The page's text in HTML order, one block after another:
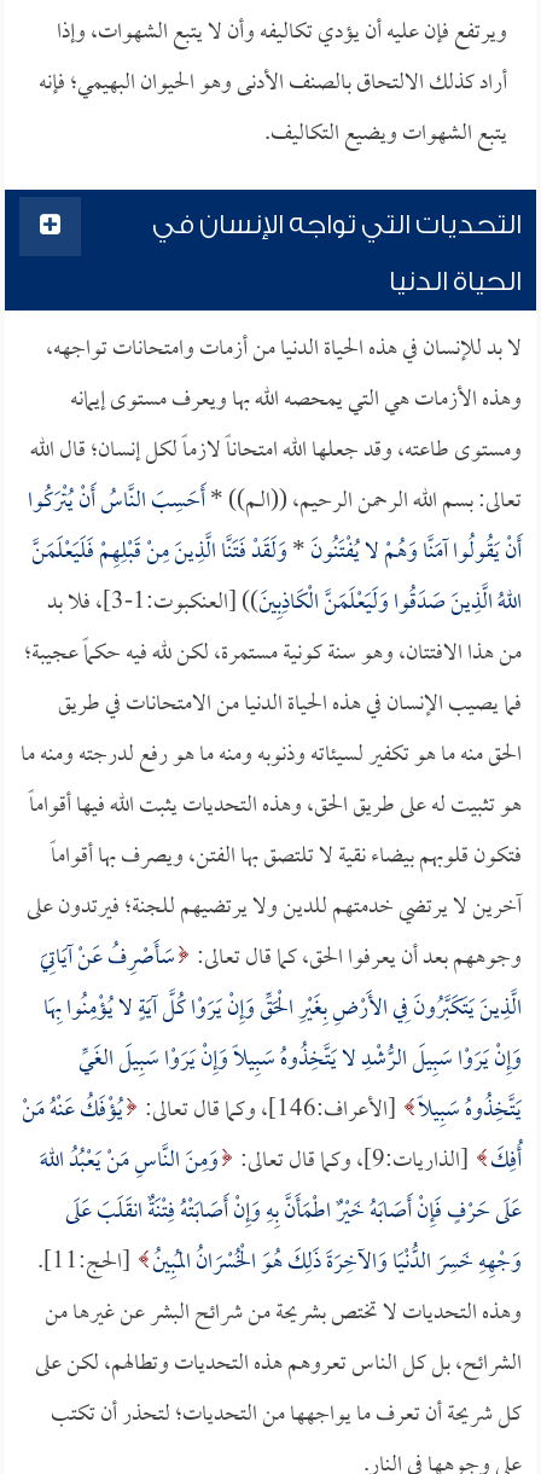
ويرتفع فإن عليه أن يؤدي تكاليفه وأن لا يتبع الشهوات، وإذا
أراد كذلك الالتحاق بالصنف الأدنى وهو الحيوان البهيمي؛ فإنه
يتبع الشهوات ويضيع التكاليف.
التحديات التي تواجه الإنسان في
الحياة الدنيا
لا بد للإنسان في هذه الحياة الدنيا من أزمات وامتحانات تواجهه،
وهذه الأزمات هي التي يمحصه الله بها ويعرف مستوى إيمانه
ومستوى طاعته، وقد جعلها الله امتحاناً لازماً لكل إنسان؛ قال الله
تعالى: بسم الله الرحمن الرحيم، ((الــم)) *أَحَسِبَ النَّاسُ أَنْ يُتْرَكُوا
أَنْ يَقُولُوا آمَنَّا وَهُمْ لا يُفْتَنُونَ*وَلَقَدْ فَتَنَّا الَّذِينَ مِنْ قَبْلِهِمْ فَلَيَعْلَمَنَّ
اللهُ الَّذِينَ صَدَقُوا وَلَيَعْلَمَنَّ الْكَاذِبِينَ
)) [العنكبوت:1-3]، فلا بد
من هذا الافتتان، وهو سنة كونية مستمرة، لكن لله فيه حكماً عجيبة؛
فما يصيب الإنسان في هذه الحياة الدنيا من الامتحانات في طريق
الحق منه ما هو تكفير لسيئاته وذنوبه ومنه ما هو رفع لدرجته ومنه ما
هو تثبيت له على طريق الحق، وهذه التحديات يثبت الله فيها أقواماً
فتكون قلوبهم بيضاء نقية لا تلتصق بها الفتن، ويصرف بها أقواماً
آخرين لا يرتضي خدمتهم للدين ولا يرتضيهم للجنة؛ فيرتدون على
وجوههم بعد أن يعرفوا الحق، كما قال تعالى: سَأَصْرِفُ عَنْ آيَاتِيَ
الَّذِينَ يَتَكَبَّرُونَ فِي الأَرْضِ بِغَيْرِ الْحَقِّ وَإِنْ يَرَوْا كُلَّ آيَةٍ لا يُؤْمِنُوا بِهَا
وَإِنْ يَرَوْا سَبِيلَ الرُّشْدِ لا يَتَّخِذُوهُ سَبِيلًا وَإِنْ يَرَوْا سَبِيلَ الغَيِّ
يَتَّخِذُوهُ سَبِيلًا [الأعراف:146]، وكما قال تعالى:
يُؤْفَكُ عَنْهُ مَنْ
أُفِكَ [الذاريات:9]، وكما قال تعالى:
وَمِنَ النَّاسِ مَنْ يَعْبُدُ اللهَ
عَلَى حَرْفٍ فَإِنْ أَصَابَهُ خَيْرٌ اطْمَأَنَّ بِهِ وَإِنْ أَصَابَتْهُ فِتْنَةٌ انقَلَبَ عَلَى
وَجْهِهِ خَسِرَ الدُّنْيَا وَالآخِرَةَ ذَلِكَ هُوَ الْخُسْرَانُ المُبِينُ [الحج:11].
وهذه التحديات لا تختص بشريحة من شرائح البشر عن غيرها من
الشرائح، بل كل الناس تعروهم هذه التحديات وتطالهم، لكن على
كل شريحة أن تعرف ما يواجهها من التحديات؛ لتحذر أن تكتب